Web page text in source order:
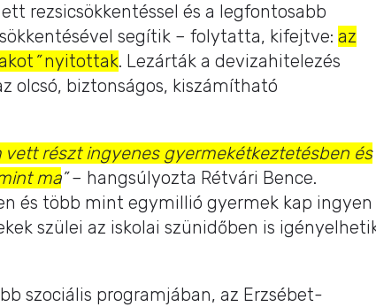
rezsicsökkentéssel és a legfontosabb
segítik – folytatta, kifejtve: az
”nyitottak. Lezárták a devizahitelezés
olcsó, biztonságos, kiszámítható
részt ingyenes gyermekétkeztetésben és
ma”– hangsúlyozta Rétvári Bence.
és több mint egymillió gyermek kap ingyen
szülei az iskolai szünidőben is
szociális programjában, az Erzsébet-